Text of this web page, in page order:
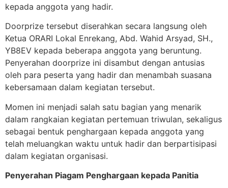
kepada anggota yang hadir.
Doorprize tersebut diserahkan secara langsung oleh
Ketua ORARI Lokal Enrekang, Abd. Wahid Arsyad, SH.,
YB8EV kepada beberapa anggota yang beruntung.
Penyerahan doorprize ini disambut dengan antusias
oleh para peserta yang hadir dan menambah suasana
kebersamaan dalam kegiatan tersebut.
Momen ini menjadi salah satu bagian yang menarik
dalam rangkaian kegiatan pertemuan triwulan, sekaligus
sebagai bentuk penghargaan kepada anggota yang
telah meluangkan waktu untuk hadir dan berpartisipasi
dalam kegiatan organisasi.
Penyerahan Piagam Penghargaan kepada Panitia